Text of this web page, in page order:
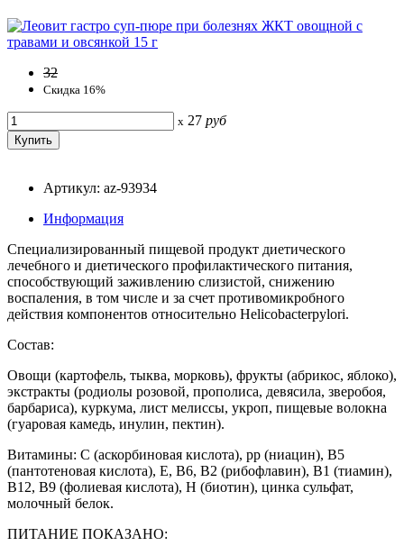
32
Скидка 16%
x 27 руб
Артикул: az-93934
Информация
Специализированный пищевой продукт диетического
лечебного и диетического профилактического питания,
способствующий заживлению слизистой, снижению
воспаления, в том числе и за счет противомикробного
действия компонентов относительно Helicobacterpylori.
Состав:
Овощи (картофель, тыква, морковь), фрукты (абрикос, яблоко),
экстракты (родиолы розовой, прополиса, девясила, зверобоя,
барбариса), куркума, лист мелиссы, укроп, пищевые волокна
(гуаровая камедь, инулин, пектин).
Витамины: С (аскорбиновая кислота), рр (ниацин), В5
(пантотеновая кислота), Е, В6, В2 (рибофлавин), В1 (тиамин),
В12, В9 (фолиевая кислота), Н (биотин), цинка сульфат,
молочный белок.
ПИТАНИЕ ПОКАЗАНО: